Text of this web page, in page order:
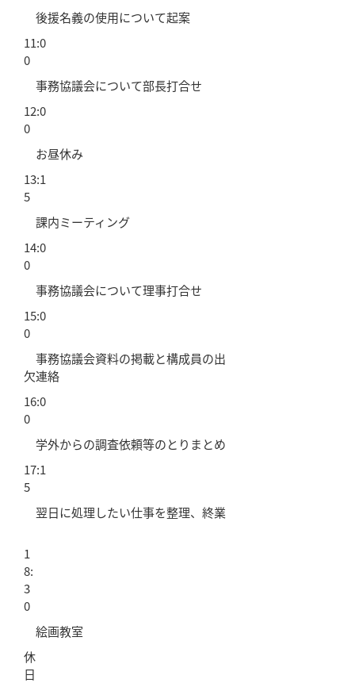
後援名義の使用について起案
11:0
0
事務協議会について部長打合せ
12:0
0
お昼休み
13:1
5
課内ミーティング
14:0
0
事務協議会について理事打合せ
15:0
0
事務協議会資料の掲載と構成員の出
欠連絡
16:0
0
学外からの調査依頼等のとりまとめ
17:1
5
翌日に処理したい仕事を整理、終業
1
8:
3
0
絵画教室
休
日